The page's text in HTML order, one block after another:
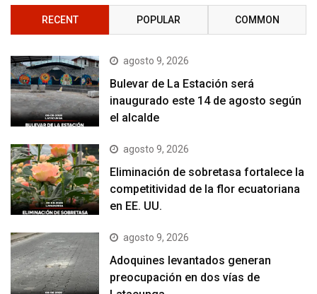
RECENT POPULAR COMMON
agosto 9, 2026
Bulevar de La Estación será
inaugurado este 14 de agosto según
el alcalde
agosto 9, 2026
Eliminación de sobretasa fortalece la
competitividad de la flor ecuatoriana
en EE. UU.
agosto 9, 2026
Adoquines levantados generan
preocupación en dos vías de